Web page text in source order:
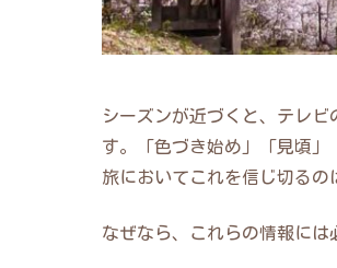
シーズンが近づくと、テレ
す。「色づき始め」「見頃
旅においてこれを信じ切るの
なぜなら、これらの情報には